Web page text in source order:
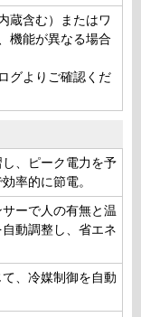
蔵含む）またはワ
機能が異なる場合
グよりご確認くだ
、ピーク電力を予
率的に節電。
ーで人の有無と温
動調整し、省エネ
、冷媒制御を自動